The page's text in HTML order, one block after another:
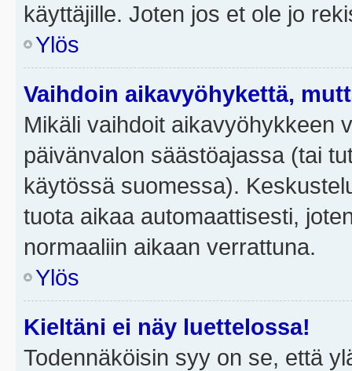
käyttäjille. Joten jos et ole jo
Ylös
Vaihdoin aikavyöhykettä,
Mikäli vaihdoit aikavyöhykkeen
päivänvalon säästöajassa (tai
käytössä suomessa).
tuota aikaa automaattisesti,
normaaliin aikaan verrattuna.
Ylös
Kieltäni ei näy luettelossa!
Todennäköisin syy on se, että